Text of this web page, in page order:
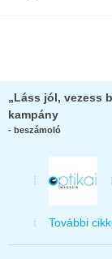
„Láss jól, vezess
kampány
- beszámoló
További